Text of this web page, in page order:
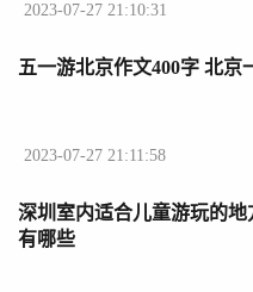
2023-07-27 21:10:31
五一游北京作文400字 北京
2023-07-27 21:11:58
深圳室内适合儿童游玩的
有哪些